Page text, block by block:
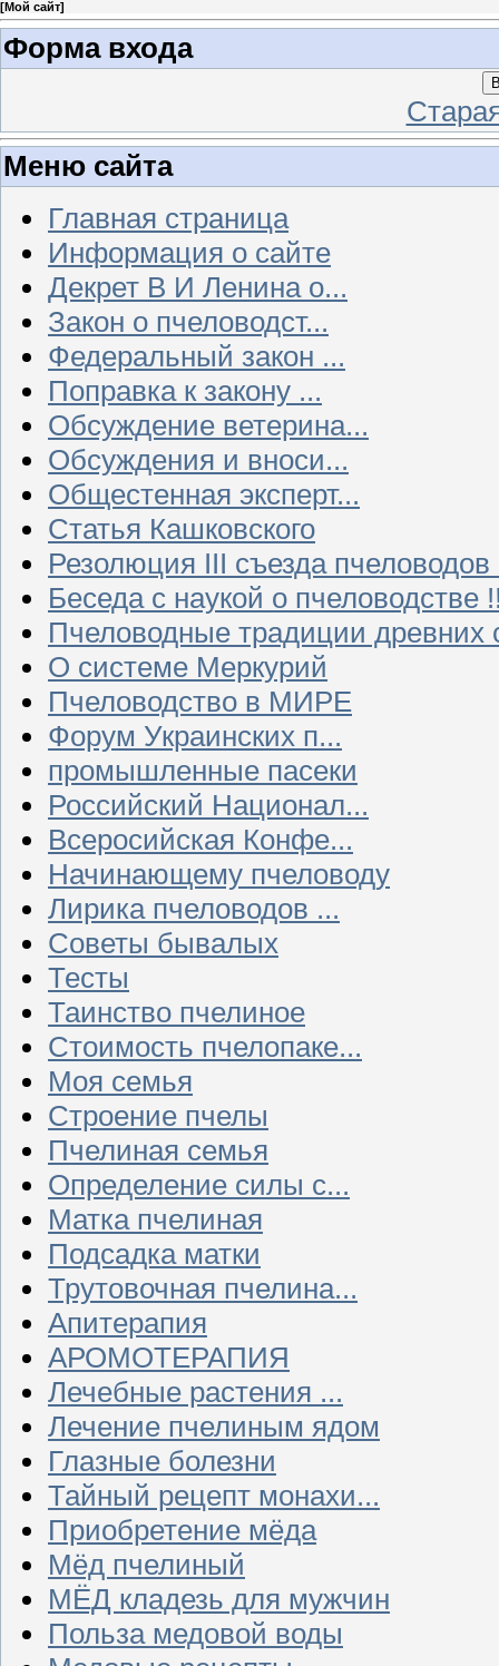
[Мой сайт]
Форма входа
Меню сайта
Главная страница
Информация о сайте
Декрет В И Ленина о...
Закон о пчеловодст...
Федеральный закон ...
Поправка к закону ...
Обсуждение ветерина...
Обсуждения и вноси...
Общестенная эксперт...
Статья Кашковского
Резолюция III съезда
Беседа с наукой о пчеловодстве
Пчеловодные традиции древних
О системе Меркурий
Пчеловодство в МИРЕ
Форум Украинских п...
промышленные пасеки
Российский Национал...
Всеросийская Конфе...
Начинающему пчеловоду
Лирика пчеловодов ...
Советы бывалых
Тесты
Таинство пчелиное
Стоимость пчелопаке...
Моя семья
Строение пчелы
Пчелиная семья
Определение силы с...
Матка пчелиная
Подсадка матки
Трутовочная пчелина...
Апитерапия
АРОМОТЕРАПИЯ
Лечебные растения ...
Лечение пчелиным ядом
Глазные болезни
Тайный рецепт монахи...
Приобретение мёда
Мёд пчелиный
МЁД кладезь для мужчин
Польза медовой воды